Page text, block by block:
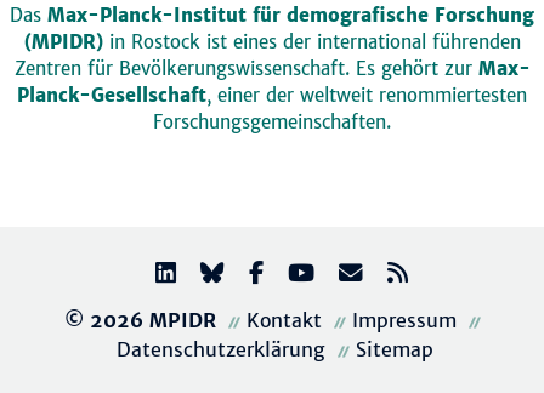
Das Max-Planck-Institut für demografische Forschung
(MPIDR)in Rostock ist eines der international führenden
Zentren für Bevölkerungswissenschaft. Es gehört zur Max-
Planck-Gesellschaft, einer der weltweit renommiertesten
Forschungsgemeinschaften.
© 2026 MPIDR Kontakt
Impressum
Datenschutzerklärung
Sitemap